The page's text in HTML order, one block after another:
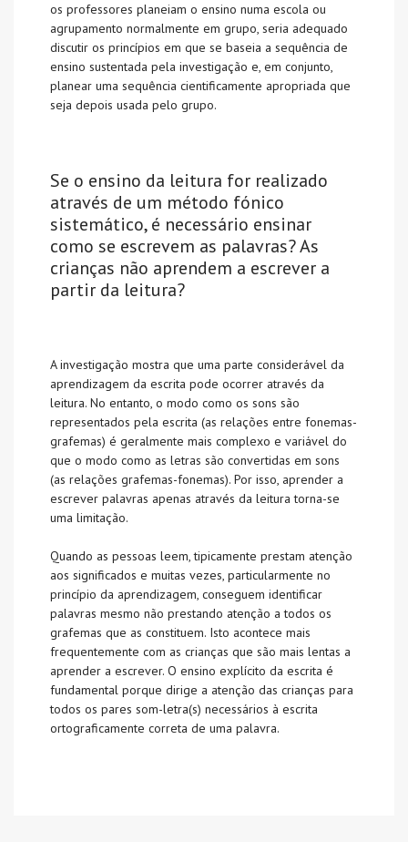
os professores planeiam o ensino numa escola ou
agrupamento normalmente em grupo, seria adequado
discutir os princípios em que se baseia a sequência de
ensino sustentada pela investigação e, em conjunto,
planear uma sequência cientificamente apropriada que
seja depois usada pelo grupo.
Se o ensino da leitura for realizado
através de um método fónico
sistemático, é necessário ensinar
como se escrevem as palavras? As
crianças não aprendem a escrever a
partir da leitura?
A investigação mostra que uma parte considerável da
aprendizagem da escrita pode ocorrer através da
leitura. No entanto, o modo como os sons são
representados pela escrita (as relações entre fonemas-
grafemas) é geralmente mais complexo e variável do
que o modo como as letras são convertidas em sons
(as relações grafemas-fonemas). Por isso, aprender a
escrever palavras apenas através da leitura torna-se
uma limitação.
Quando as pessoas leem, tipicamente prestam atenção
aos significados e muitas vezes, particularmente no
princípio da aprendizagem, conseguem identificar
palavras mesmo não prestando atenção a todos os
grafemas que as constituem. Isto acontece mais
frequentemente com as crianças que são mais lentas a
aprender a escrever. O ensino explícito da escrita é
fundamental porque dirige a atenção das crianças para
todos os pares som-letra(s) necessários à escrita
ortograficamente correta de uma palavra.